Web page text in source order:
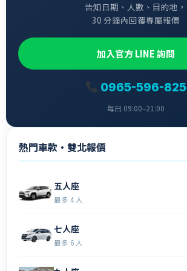
告知日期、人數、目的地，
30 分鐘內回覆專屬報價
加入官方 LINE 詢問
0965-596-825
每日 09:00–21:00
熱門車款・雙北報價
五人座
最多 4 人
七人座
最多 6 人